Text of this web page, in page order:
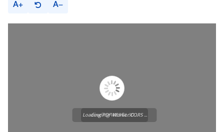
A A
Loading WEBGL 3D ...
Loading PDF Worker CORS ...